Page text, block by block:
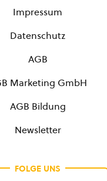
Impressum
Datenschutz
AGB
Marketing GmbH
AGB Bildung
Newsletter
FOLGE UNS